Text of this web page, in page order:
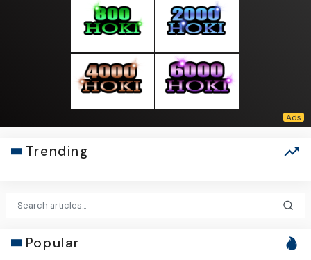
Trending
Popular